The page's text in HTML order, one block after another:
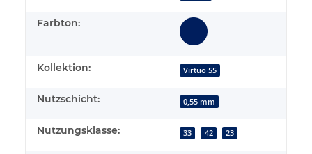
Farbton:
Kollektion: Virtuo 55
Nutzschicht: 0,55 mm
Nutzungsklasse: 33 42 23